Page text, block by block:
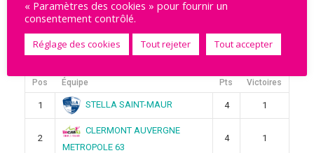
Ligue Butagaz 2025-2026
Pos Équipe Pts Victoires
1 STELLA SAINT-MAUR 4 1
2
CLERMONT AUVERGNE
METROPOLE 63
4 1
« Paramètres des cookies » pour fournir un
consentement contrôlé.
Réglage des cookies Tout rejeter Tout accepter